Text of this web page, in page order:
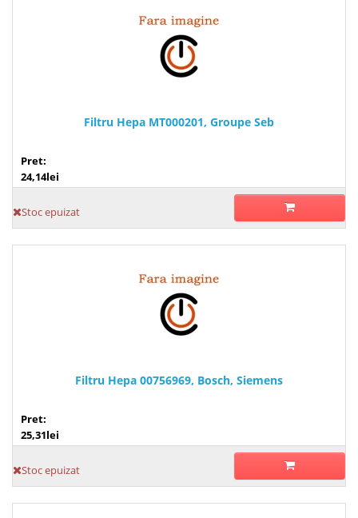
Filtru Hepa MT000201, Groupe Seb
Pret:
24,14lei
Stoc epuizat
Filtru Hepa 00756969, Bosch, Siemens
Pret:
25,31lei
Stoc epuizat